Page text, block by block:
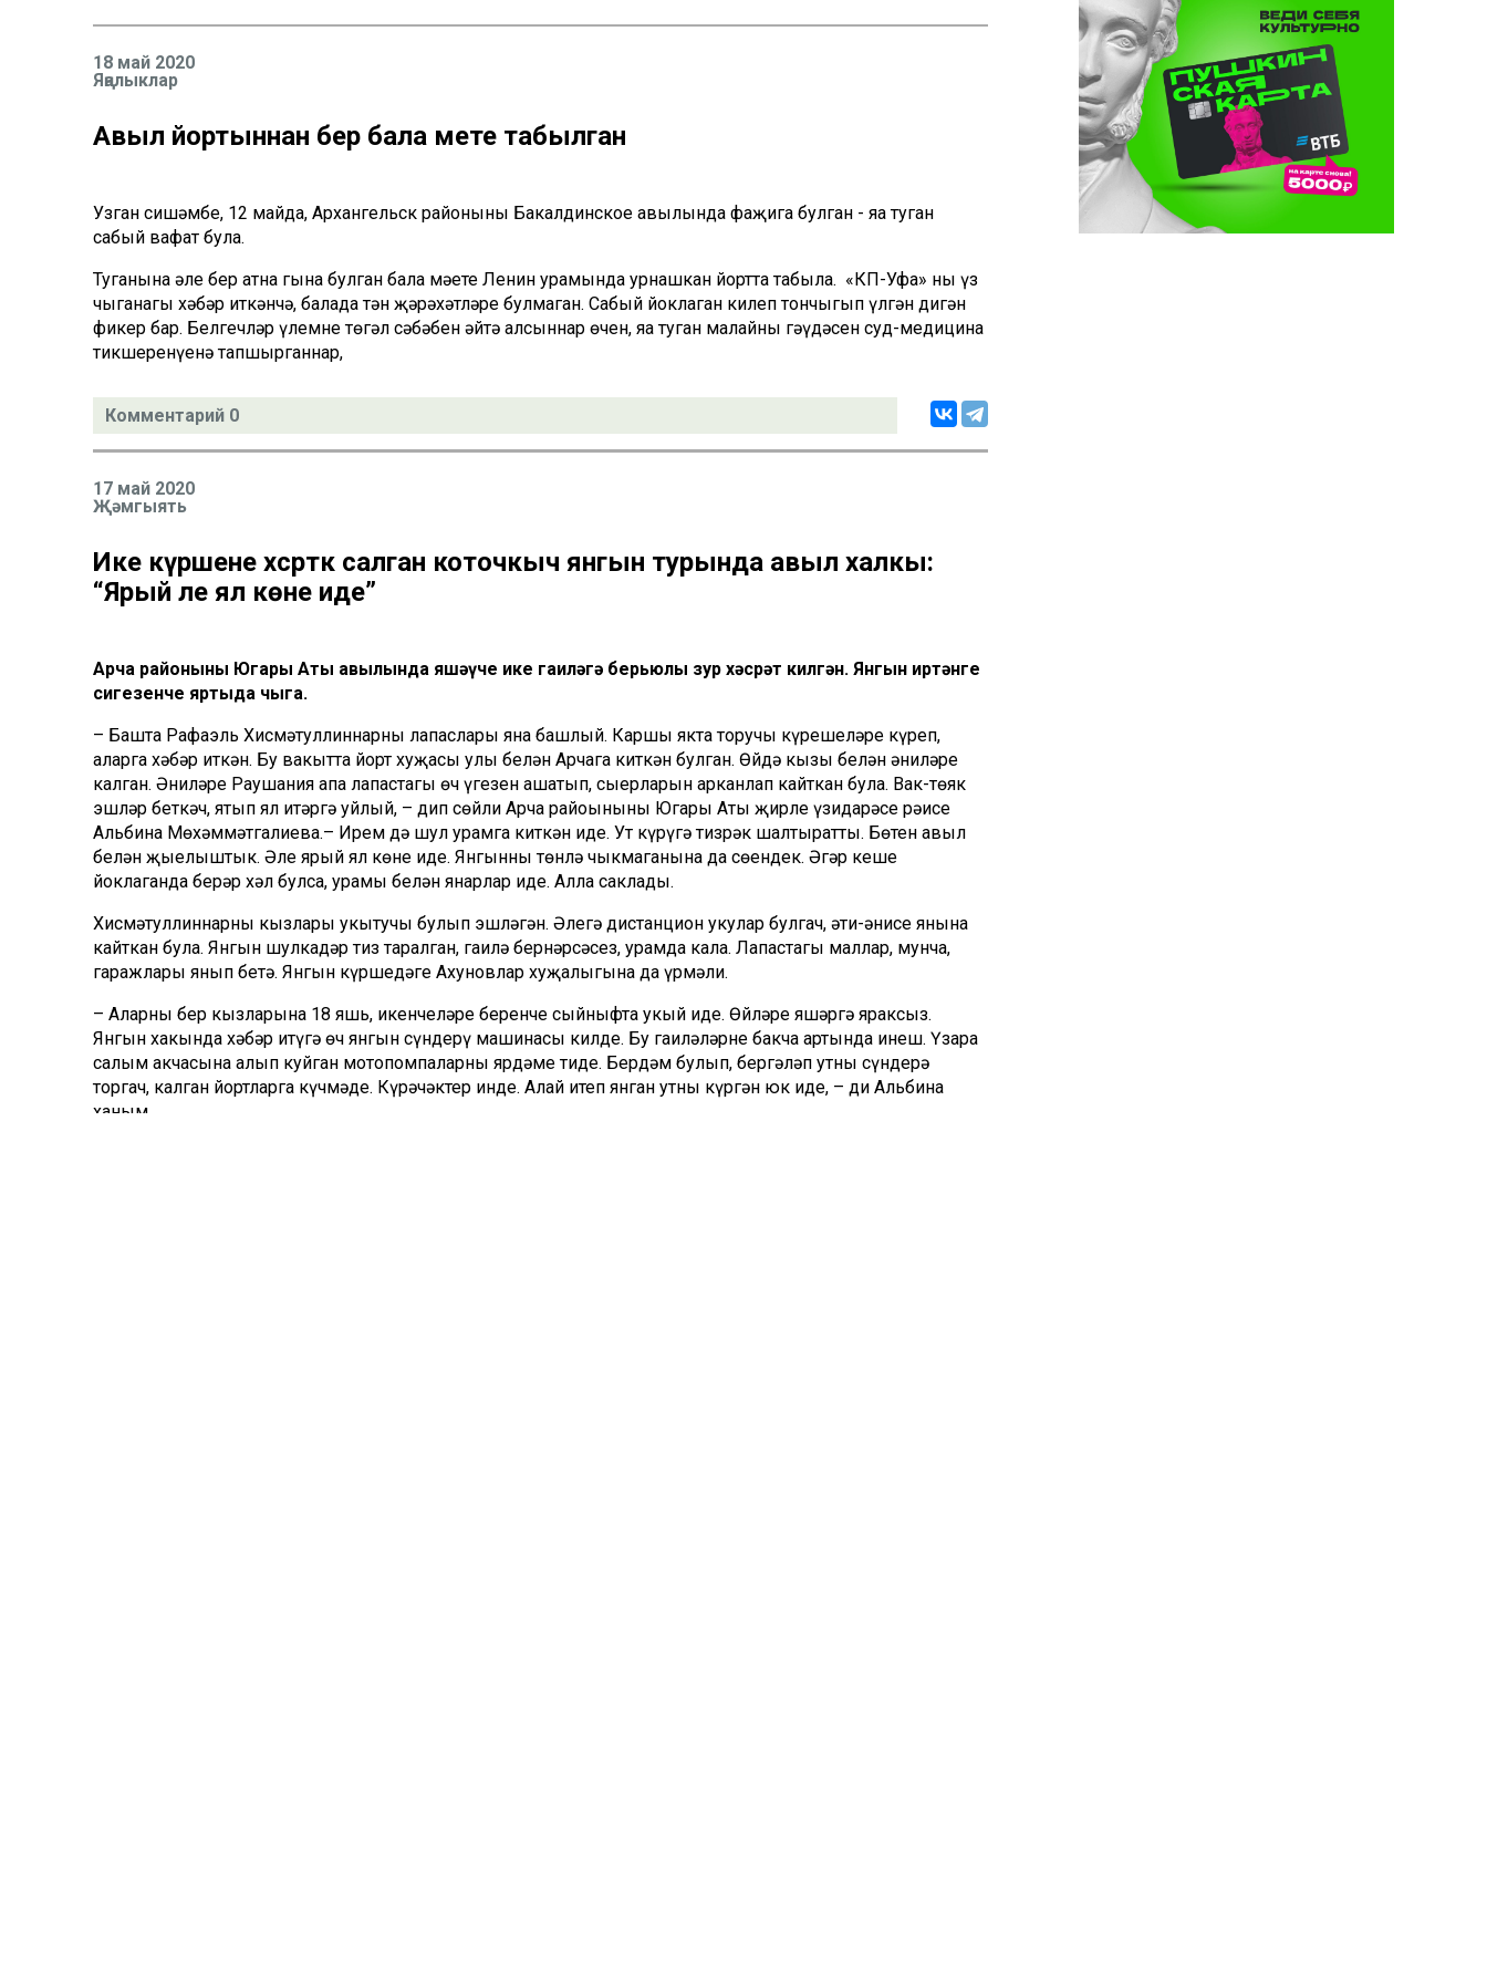
18 май 2020
Яңалыклар
Авыл йортыннан бер бала мәете табылган
Узган сишәмбе, 12 майда, Архангельск районының Бакалдинское авылында фаҗига булган - яңа туган
сабый вафат була.
Туганына әле бер атна гына булган бала мәете Ленин урамында урнашкан йортта табыла. «КП-Уфа» ның үз
чыганагы хәбәр иткәнчә, балада тән җәрәхәтләре булмаган. Сабый йоклаган килеп тончыгып үлгән дигән
фикер бар. Белгечләр үлемнең төгәл сәбәбен әйтә алсыннар өчен, яңа туган малайның гәүдәсен суд-медицина
тикшеренүенә тапшырганнар,
Комментарий 0
17 май 2020
Җәмгыять
Ике күршене хәсрәткә салган коточкыч янгын турында авыл халкы:
“Ярый әле ял көне иде”
Арча районының Югары Аты авылында яшәүче ике гаиләгә берьюлы зур хәсрәт килгән. Янгын иртәнге
сигезенче яртыда чыга.
– Башта Рафаэль Хисмәтуллиннарның лапаслары яна башлый. Каршы якта торучы күрешеләре күреп,
аларга хәбәр иткән. Бу вакытта йорт хуҗасы улы белән Арчага киткән булган. Өйдә кызы белән әниләре
калган. Әниләре Раушания апа лапастагы өч үгезен ашатып, сыерларын арканлап кайткан була. Вак-төяк
эшләр беткәч, ятып ял итәргә уйлый, – дип сөйли Арча райоынының Югары Аты җирле үзидарәсе рәисе
Альбина Мөхәммәтгалиева.– Ирем дә шул урамга киткән иде. Ут күрүгә тизрәк шалтыратты. Бөтен авыл
белән җыелыштык. Әле ярый ял көне иде. Янгынның төнлә чыкмаганына да сөендек. Әгәр кеше
йоклаганда берәр хәл булса, урамы белән янарлар иде. Алла саклады.
Хисмәтуллиннарның кызлары укытучы булып эшләгән. Әлегә дистанцион укулар булгач, әти-әнисе янына
кайткан була. Янгын шулкадәр тиз таралган, гаилә бернәрсәсез, урамда кала. Лапастагы маллар, мунча,
гаражлары янып бетә. Янгын күршедәге Ахуновлар хуҗалыгына да үрмәли.
– Аларның бер кызларына 18 яшь, икенчеләре беренче сыйныфта укый иде. Өйләре яшәргә яраксыз.
Янгын хакында хәбәр итүгә өч янгын сүндерү машинасы килде. Бу гаиләләрнең бакча артында инеш. Үзара
салым акчасына алып куйган мотопомпаларның ярдәме тиде. Бердәм булып, бергәләп утны сүндерә
торгач, калган йортларга күчмәде. Күрәчәктер инде. Алай итеп янган утны күргән юк иде, – ди Альбина
ханым.